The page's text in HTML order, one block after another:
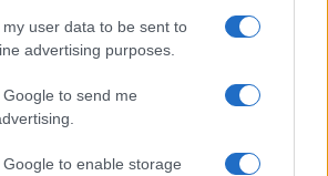
user data to be sent to
advertising purposes.
to send me
to enable storage
Na Prevaljah se je huje